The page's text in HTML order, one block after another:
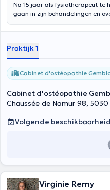
Na 15 jaar als fysiotherapeut te
gaan in zijn behandelingen en
gespecialiseerd in algemene,
Praktijk 1
Cabinet d'ostéopathie
Cabinet d'ostéopathie
Chaussée de Namur 98,
Volgende beschikbaarheid
Virginie Remy